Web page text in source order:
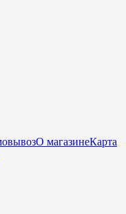
О магазинеКарта